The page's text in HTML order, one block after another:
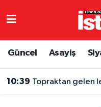
Güncel Asayiş
10:39 Topraktan gelen
Eskişehirspor
Eskişehir Nöbetçi